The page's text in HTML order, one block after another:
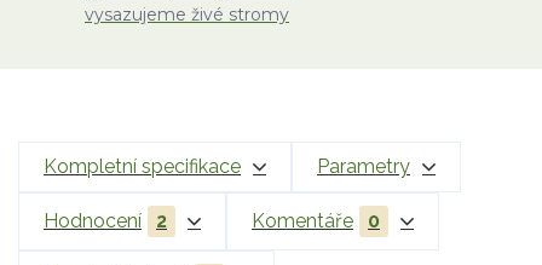
vysazujeme živé stromy
Kompletní specifikace Parametry
Hodnocení 2 Komentáře 0